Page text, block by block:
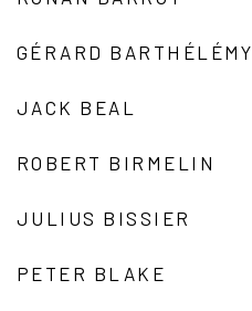
GÉRARD BARTHÉLÉMY
JACK BEAL
ROBERT BIRMELIN
JULIUS BISSIER
PETER BLAKE